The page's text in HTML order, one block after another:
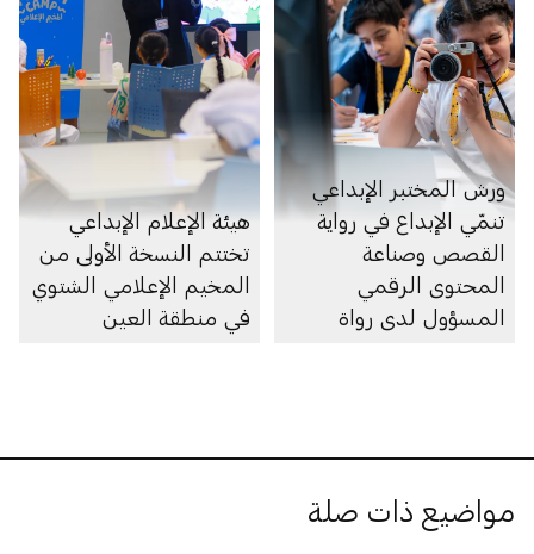
ورش المختبر الإبداعي
تنمّي الإبداع في رواية
القصص وصناعة
المحتوى الرقمي
المسؤول لدى رواة
هيئة الإعلام الإبداعي
تختتم النسخة الأولى من
المخيم الإعلامي الشتوي
في منطقة العين
مواضيع ذات صلة